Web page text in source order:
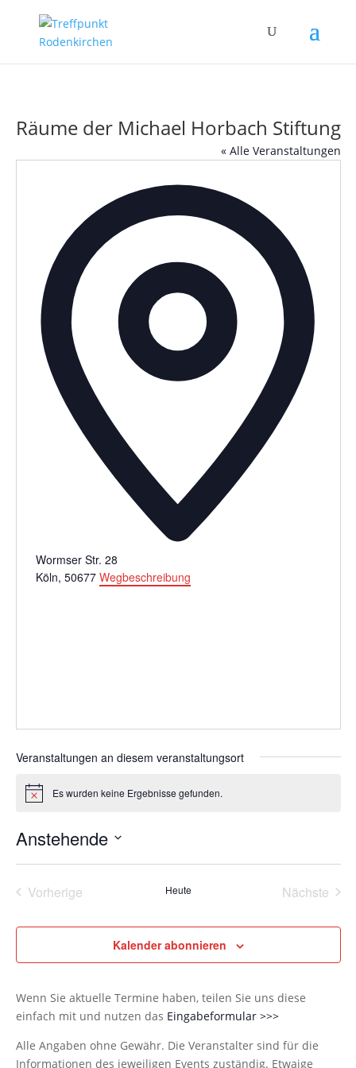
Räume der Michael Horbach Stiftung
« Alle Veranstaltungen
Wormser Str. 28
Köln, 50677 Wegbeschreibung
Veranstaltungen an diesem veranstaltungsort
HinweisEs wurden keine Ergebnisse gefunden.
Anstehende
Vorherige
Heute
Nächste
Kalender abonnieren
Wenn Sie aktuelle Termine haben, teilen Sie uns diese
einfach mit und nutzen das Eingabeformular >>>
Alle Angaben ohne Gewähr. Die Veranstalter sind für die
Informationen des jeweiligen Events zuständig. Etwaige